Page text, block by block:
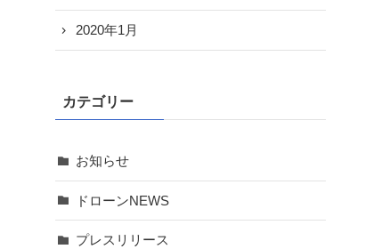
2020年1月
カテゴリー
お知らせ
ドローンNEWS
プレスリリース